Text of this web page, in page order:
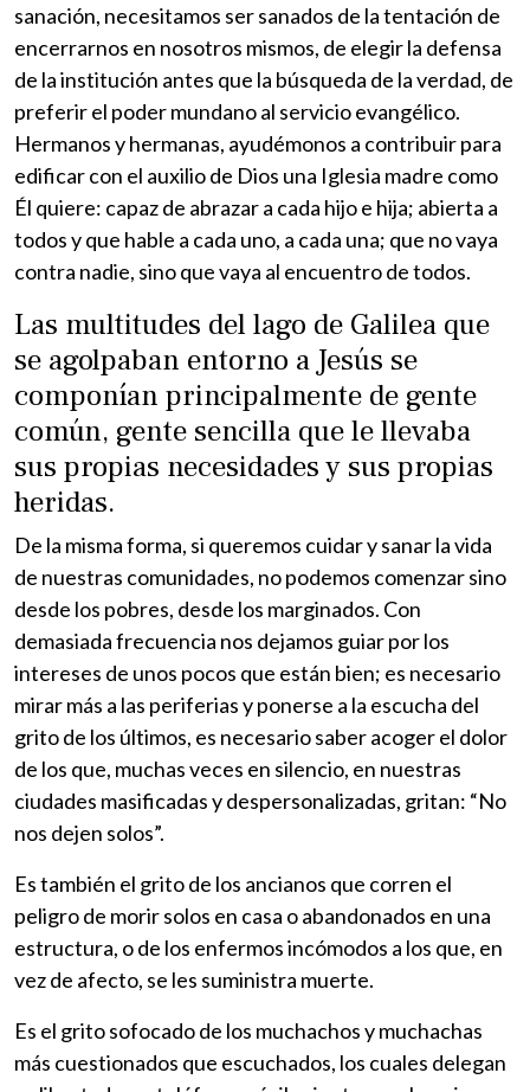
sanación, necesitamos ser sanados de la tentación de
encerrarnos en nosotros mismos, de elegir la defensa
de la institución antes que la búsqueda de la verdad, de
preferir el poder mundano al servicio evangélico.
Hermanos y hermanas, ayudémonos a contribuir para
edificar con el auxilio de Dios una Iglesia madre como
Él quiere: capaz de abrazar a cada hijo e hija; abierta a
todos y que hable a cada uno, a cada una; que no vaya
contra nadie, sino que vaya al encuentro de todos.
Las multitudes del lago de Galilea que
se agolpaban entorno a Jesús se
componían principalmente de gente
común, gente sencilla que le llevaba
sus propias necesidades y sus propias
heridas.
De la misma forma, si queremos cuidar y sanar la vida
de nuestras comunidades, no podemos comenzar sino
desde los pobres, desde los marginados. Con
demasiada frecuencia nos dejamos guiar por los
intereses de unos pocos que están bien; es necesario
mirar más a las periferias y ponerse a la escucha del
grito de los últimos, es necesario saber acoger el dolor
de los que, muchas veces en silencio, en nuestras
ciudades masificadas y despersonalizadas, gritan: “No
nos dejen solos”.
Es también el grito de los ancianos que corren el
peligro de morir solos en casa o abandonados en una
estructura, o de los enfermos incómodos a los que, en
vez de afecto, se les suministra muerte.
Es el grito sofocado de los muchachos y muchachas
más cuestionados que escuchados, los cuales delegan